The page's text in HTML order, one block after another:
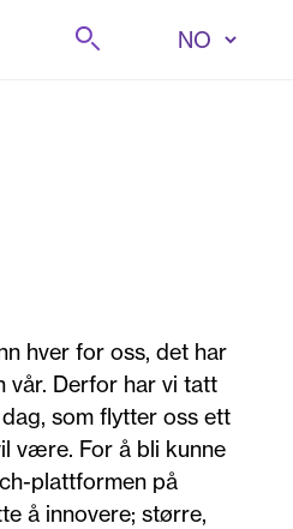
Søk på
hver for oss, det har
Derfor har vi tatt
som flytter oss ett
være. For å bli kunne
plattformen på
å innovere; større,